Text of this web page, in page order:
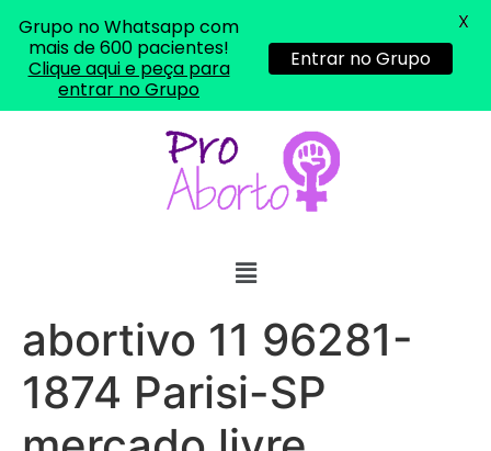
abortivo 11 96281-
1874 Parisi-SP
Grupo no Whatsapp com
mais de 600 pacientes!
Clique aqui e peça para
entrar no Grupo
Entrar no Grupo
X
... (1998989**** em
http://www.proaborto.com)
Helly
(1999997****
em http://www.proaborto.com)
Eu estou preparada em varias
áreas mas psicologicamente p ter